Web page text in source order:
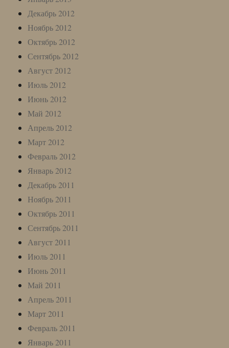
Декабрь 2012
Ноябрь 2012
Октябрь 2012
Сентябрь 2012
Август 2012
Июль 2012
Июнь 2012
Май 2012
Апрель 2012
Март 2012
Февраль 2012
Январь 2012
Декабрь 2011
Ноябрь 2011
Октябрь 2011
Сентябрь 2011
Август 2011
Июль 2011
Июнь 2011
Май 2011
Апрель 2011
Март 2011
Февраль 2011
Январь 2011